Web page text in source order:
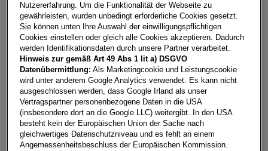
0 aktuelle Leasing Angebote:
Nach Modell gruppieren
Fahrzeuge pro Seite 12
Nutzererfahrung. Um die Funktionalität der Webseite zu
gewährleisten, wurden unbedingt erforderliche Cookies gesetzt.
Sie können unten Ihre Auswahl der einwilligungspflichtigen
Cookies einstellen oder gleich alle Cookies akzeptieren. Dadurch
werden Identifikationsdaten durch unsere Partner verarbeitet.
Hinweis zur gemäß Art 49 Abs 1 lit a) DSGVO
Datenübermittlung: Als Marketingcookie und Leistungscookie
wird unter anderem Google Analytics verwendet. Es kann nicht
ausgeschlossen werden, dass Google Irland als unser
Vertragspartner personenbezogene Daten in die USA
(insbesondere dort an die Google LLC) weitergibt. In den USA
besteht kein der Europäischen Union der Sache nach
gleichwertiges Datenschutzniveau und es fehlt an einem
Angemessenheitsbeschluss der Europäischen Kommission.